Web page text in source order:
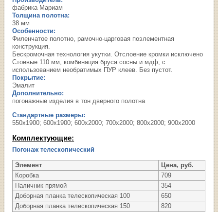
фабрика Мариам
Толщина полотна:
38 мм
Особенности:
Филенчатое полотно, рамочно-царговая поэлементная
конструкция.
Бескромочная технология укутки. Отслоение кромки исключено
Стоевые 110 мм, комбинация бруса сосны и мдф, с
использованием необратимых ПУР клеев. Без пустот.
Покрытие:
Эмалит
Дополнительно:
погонажные изделия в тон дверного полотна
Стандартные размеры:
550х1900; 600х1900; 600х2000; 700х2000; 800х2000; 900х2000
Комплектующие:
Погонаж телескопический
Элемент
Цена, руб.
Коробка
709
Наличник прямой
354
Доборная планка телескопическая 100
650
Доборная планка телескопическая 150
820